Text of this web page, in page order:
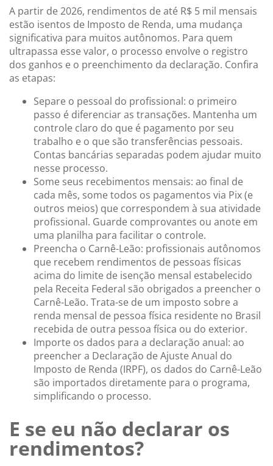
A partir de 2026, rendimentos de até R$ 5 mil mensais
estão isentos de Imposto de Renda, uma mudança
significativa para muitos autônomos. Para quem
ultrapassa esse valor, o processo envolve o registro
dos ganhos e o preenchimento da declaração. Confira
as etapas:
Separe o pessoal do profissional: o primeiro
passo é diferenciar as transações. Mantenha um
controle claro do que é pagamento por seu
trabalho e o que são transferências pessoais.
Contas bancárias separadas podem ajudar muito
nesse processo.
Some seus recebimentos mensais: ao final de
cada mês, some todos os pagamentos via Pix (e
outros meios) que correspondem à sua atividade
profissional. Guarde comprovantes ou anote em
uma planilha para facilitar o controle.
Preencha o Carnê-Leão: profissionais autônomos
que recebem rendimentos de pessoas físicas
acima do limite de isenção mensal estabelecido
pela Receita Federal são obrigados a preencher o
Carnê-Leão. Trata-se de um imposto sobre a
renda mensal de pessoa física residente no Brasil
recebida de outra pessoa física ou do exterior.
Importe os dados para a declaração anual: ao
preencher a Declaração de Ajuste Anual do
Imposto de Renda (IRPF), os dados do Carnê-Leão
são importados diretamente para o programa,
simplificando o processo.
E se eu não declarar os
rendimentos?